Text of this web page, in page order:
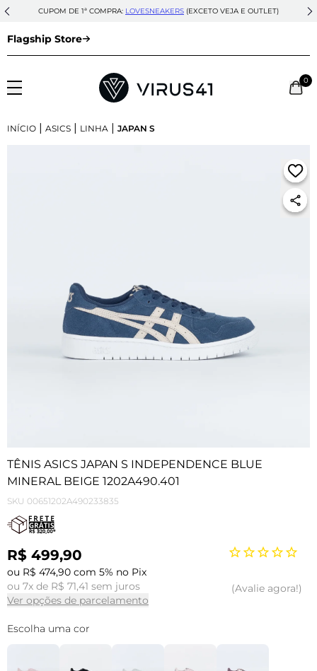
CUPOM DE 1ª COMPRA: LOVESNEAKERS (EXCETO VEJA E OUTLET)
Flagship Store
0
INÍCIO | ASICS | LINHA | JAPAN S
TÊNIS ASICS JAPAN S INDEPENDENCE BLUE
MINERAL BEIGE 1202A490.401
SKU 00651202A490233835
R$ 499,90
ou R$ 474,90 com 5% no Pix
ou 7x de R$ 71,41 sem juros
Ver opções de parcelamento
Avalie agora!
Escolha uma cor